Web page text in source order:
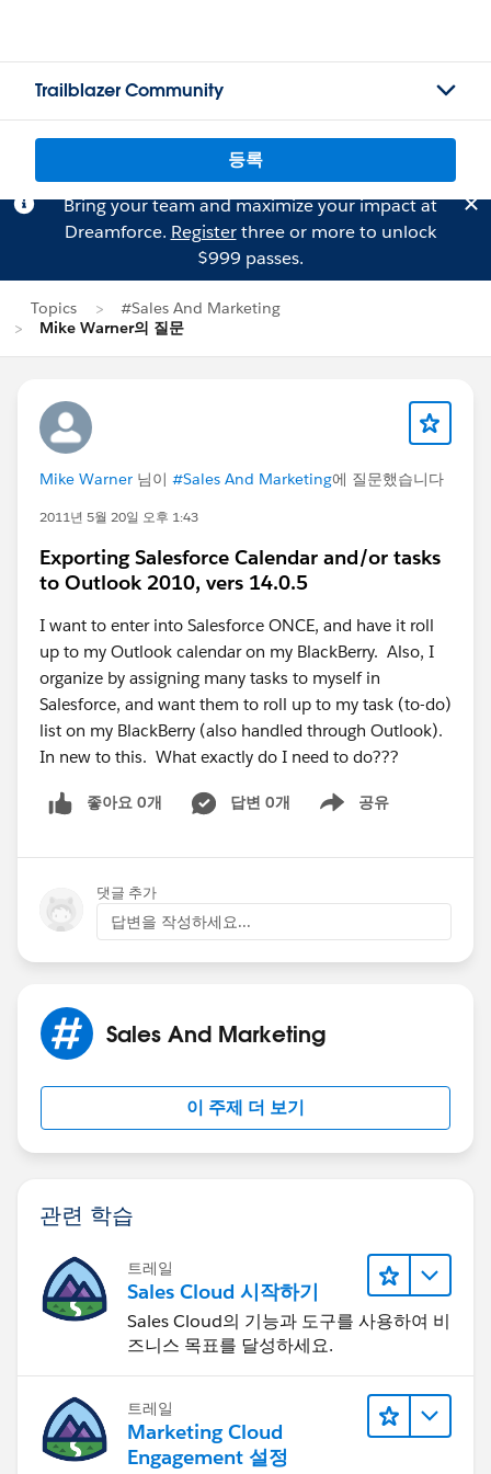
Trailblazer Community
등록
Bring your team and maximize your impact at
Dreamforce. Registerthree or more to unlock
$999 passes.
Topics
#Sales And Marketing
Mike Warner의 질문
Mike Warner 님이 #Sales And Marketing에 질문했습니다
2011년 5월 20일 오후 1:43
Exporting Salesforce Calendar and/or tasks
to Outlook 2010, vers 14.0.5
I want to enter into Salesforce ONCE, and have it roll
up to my Outlook calendar on my BlackBerry. Also, I
organize by assigning many tasks to myself in
Salesforce, and want them to roll up to my task (to-do)
list on my BlackBerry (also handled through Outlook).
In new to this. What exactly do I need to do???
좋아요 0개 답변 0개 공유
Show menu
댓글 추가
답변을 작성하세요...
Sales And Marketing
이 주제 더 보기
관련 학습
트레일
Sales Cloud 시작하기
Sales Cloud의 기능과 도구를 사용하여 비
즈니스 목표를 달성하세요.
트레일
Marketing Cloud
Engagement 설정